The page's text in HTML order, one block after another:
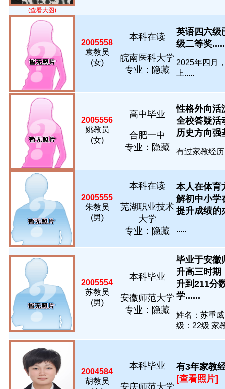
(查看大图)
2005558
袁教员
(女)
本科在读
皖南医科大学
专业：隐藏
英语四六级
级二等奖
2025年四月
上.....
2005556
姚教员
(女)
高中毕业
合肥一中
专业：隐藏
性格外向活
全校答疑活
历史方向强
有过家教经
2005555
朱教员
(男)
本科在读
芜湖职业技术
大学
专业：隐藏
本人在体育
解初中小学
提升成绩的
.....
2005554
苏教员
(男)
本科毕业
安徽师范大学
专业：隐藏
毕业于安徽
升高三时期
升到211分
学......
姓名：苏重
级：22级 家
2004584
胡教员
本科毕业
安庆师范大学
有3年家教
[查看照片]